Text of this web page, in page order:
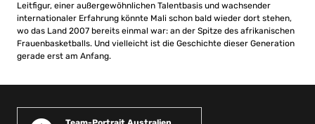
Leitfigur, einer außergewöhnlichen Talentbasis und wachsender
internationaler Erfahrung könnte Mali schon bald wieder dort stehen,
wo das Land 2007 bereits einmal war: an der Spitze des afrikanischen
Frauenbasketballs. Und vielleicht ist die Geschichte dieser Generation
gerade erst am Anfang.